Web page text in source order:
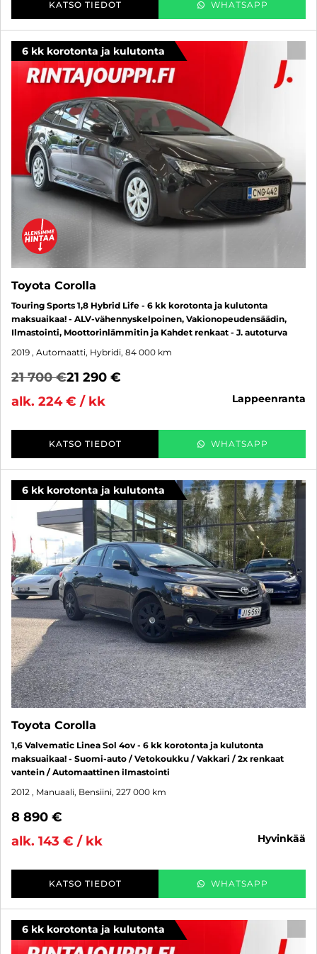
KATSO TIEDOT WHATSAPP
6 kk korotonta ja kulutonta
Toyota Corolla
Touring Sports 1,8 Hybrid Life - 6 kk korotonta ja kulutonta
maksuaikaa! - ALV-vähennyskelpoinen, Vakionopeudensäädin,
Ilmastointi, Moottorinlämmitin ja Kahdet renkaat - J. autoturva
2019 , Automaatti, Hybridi, 84 000 km
21 700 €21 290 €
alk. 224 € / kk
lappeenranta
KATSO TIEDOT WHATSAPP
6 kk korotonta ja kulutonta
Toyota Corolla
1,6 Valvematic Linea Sol 4ov - 6 kk korotonta ja kulutonta
maksuaikaa! - Suomi-auto / Vetokoukku / Vakkari / 2x renkaat
vantein / Automaattinen ilmastointi
2012 , Manuaali, Bensiini, 227 000 km
8 890 €
alk. 143 € / kk
hyvinkää
KATSO TIEDOT WHATSAPP
6 kk korotonta ja kulutonta